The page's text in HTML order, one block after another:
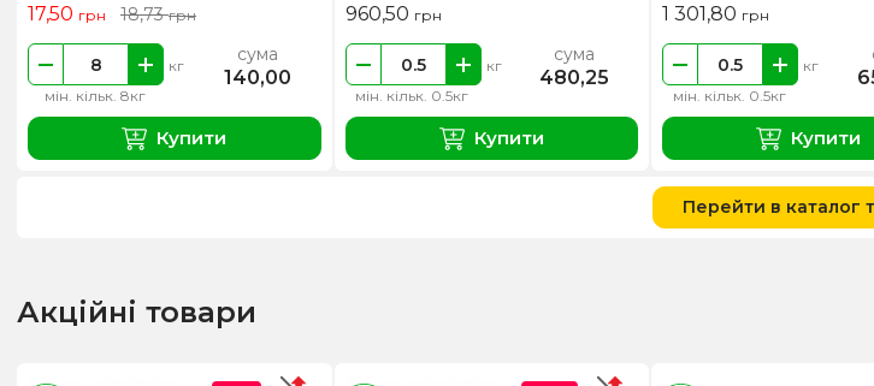
17,50 грн 18,73грн
мін. кільк. 8кг
кг сума
140,00
Купити
960,50 грн
мін. кільк. 0.5кг
кг сума
480,25
Купити
1 301,80 грн
мін. кільк. 0.5кг
кг
Купити
Перейти в каталог
Акційні товари